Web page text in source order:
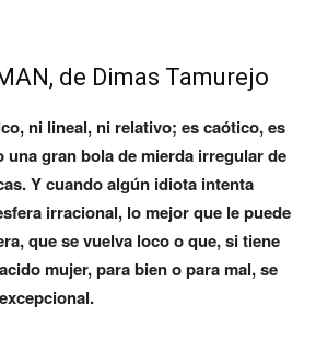
de Dimas Tamurejo
ni lineal, ni relativo; es caótico, es
una gran bola de mierda irregular de
Y cuando algún idiota intenta
irracional, lo mejor que le puede
que se vuelva loco o que, si tiene
mujer, para bien o para mal, se